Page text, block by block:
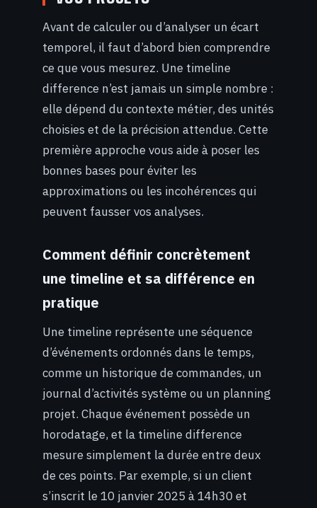
Avant de calculer ou d’analyser un écart
temporel, il faut d’abord bien comprendre
ce que vous mesurez. Une timeline
difference n’est jamais un simple nombre :
elle dépend du contexte métier, des unités
choisies et de la précision attendue. Cette
première approche vous aide à poser les
bonnes bases pour éviter les
approximations ou les incohérences qui
peuvent fausser vos analyses.
Comment définir concrètement
une timeline et sa différence en
pratique
Une timeline représente une séquence
d’événements ordonnés dans le temps,
comme un historique de commandes, un
journal d’activités système ou un planning
projet. Chaque événement possède un
horodatage, et la timeline difference
mesure simplement la durée entre deux
de ces points. Par exemple, si un client
s’inscrit le 10 janvier 2025 à 14h30 et